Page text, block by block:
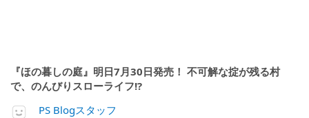
『ほの暮しの庭』明日7月30日発売！ 不可解な掟が残る村
で、のんびりスローライフ!?
PS Blogスタッフ